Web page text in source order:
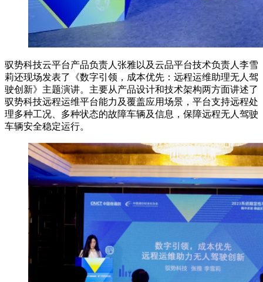
驭势科技云平台产品负责人张雅以及云品平台技术负责人李雪
莉还现场发表了《数字引领，成本优先：远程运维助理无人驾
驶创新》主题演讲。主要从产品设计和技术架构两方面讲述了
驭势科技远程运维平台能力及覆盖应用场景，平台支持远程处
理多种工况、多种状态的故障车辆及信息，保障远程无人驾驶
车辆安全稳定运行。